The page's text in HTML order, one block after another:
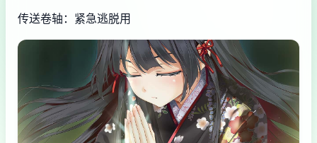
传送卷轴：紧急逃脱用